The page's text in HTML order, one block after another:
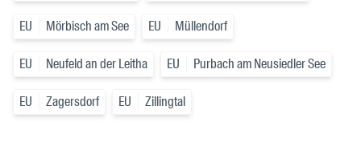
EU Mörbisch am See EU Müllendorf
EU Neufeld an der Leitha EU Purbach am Neusiedler See
EU Zagersdorf EU Zillingtal